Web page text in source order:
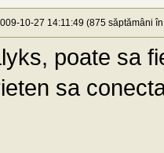
10-27 14:11:49 (875 săptămâni
poate sa
sa